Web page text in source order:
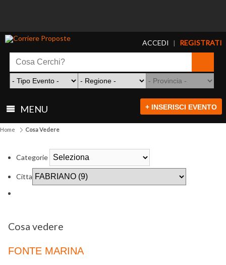
ACCEDI | REGISTRATI
MENU + INSERISCI EVENTO
Home Cosa Vedere
Categorie
Citta
Cosa vedere
FONTE MARINA